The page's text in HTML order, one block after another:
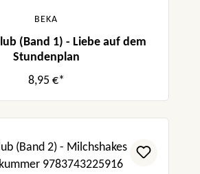
BEKA
(Band 1) - Liebe auf dem
Stundenplan
8,95 €*